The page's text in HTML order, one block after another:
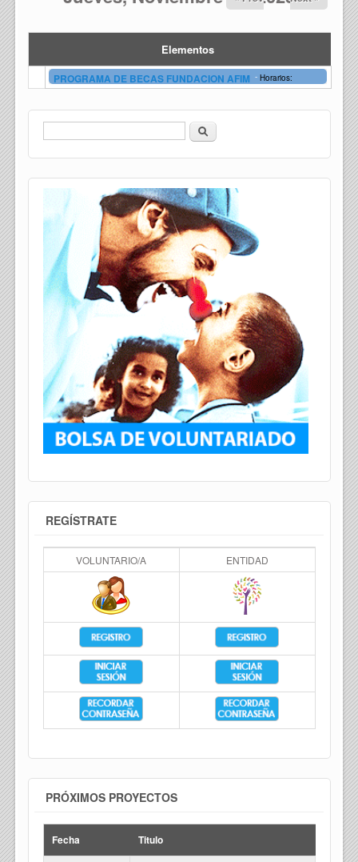
Elementos
PROGRAMA DE BECAS FUNDACION AFIM - Horarios:
Formulario de búsqueda
Buscar
REGÍSTRATE
VOLUNTARIO/A ENTIDAD
PRÓXIMOS PROYECTOS
Fecha Titulo